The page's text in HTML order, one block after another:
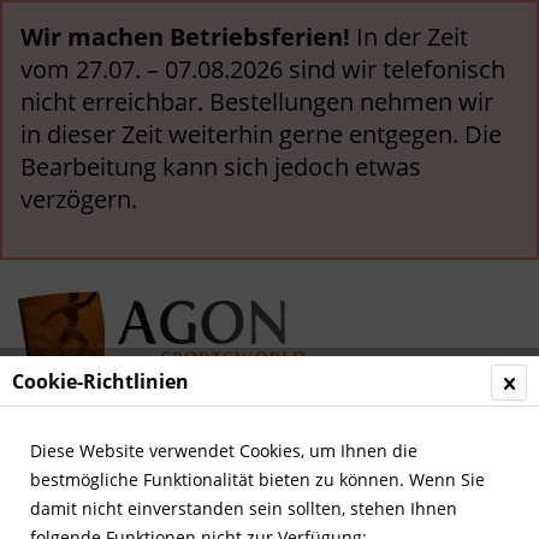
Wir machen Betriebsferien! In der Zeit
vom 27.07. – 07.08.2026 sind wir telefonisch
nicht erreichbar. Bestellungen nehmen wir
in dieser Zeit weiterhin gerne entgegen. Die
Bearbeitung kann sich jedoch etwas
verzögern.
Menü
Übersicht Sammelbilder
Cookie-Richtlinien
Diese Website verwendet Cookies, um Ihnen die
bestmögliche Funktionalität bieten zu können. Wenn Sie
damit nicht einverstanden sein sollten, stehen Ihnen